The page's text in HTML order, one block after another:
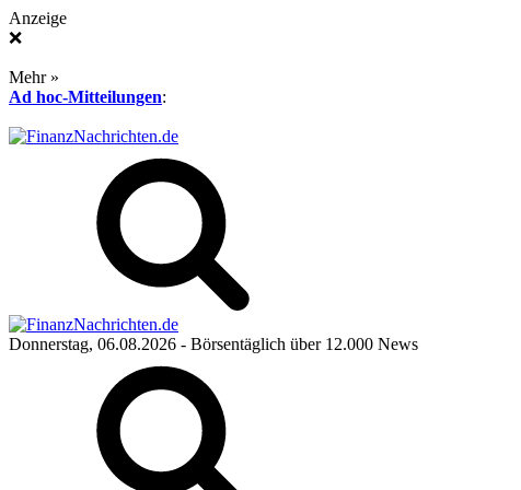
Anzeige
❌
Mehr »
Ad hoc-Mitteilungen:
Donnerstag, 06.08.2026 - Börsentäglich über 12.000 News